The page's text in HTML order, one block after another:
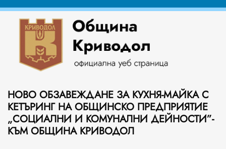
НОВО ОБЗАВЕЖДАНЕ ЗА КУХНЯ-МАЙКА С
КЕТЪРИНГ НА ОБЩИНСКО ПРЕДПРИЯТИЕ
„СОЦИАЛНИ И КОМУНАЛНИ ДЕЙНОСТИ”-
КЪМ ОБЩИНА КРИВОДОЛ